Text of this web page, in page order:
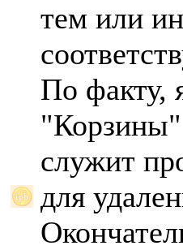
тем или
По факту,
служит
для